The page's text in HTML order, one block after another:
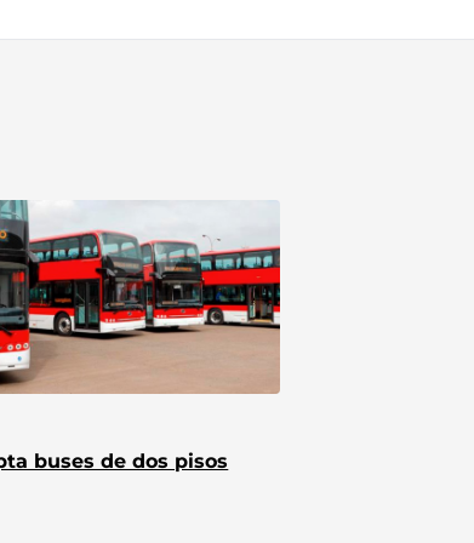
buses de dos pisos